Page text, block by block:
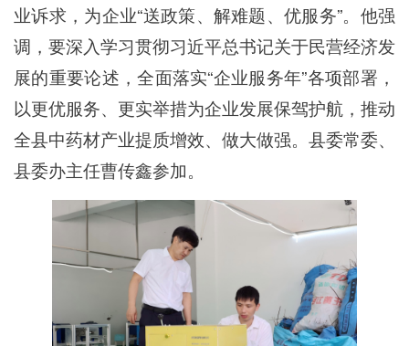
业诉求，为企业“送政策、解难题、优服务”。他强
调，要深入学习贯彻习近平总书记关于民营经济发
展的重要论述，全面落实“企业服务年”各项部署，
以更优服务、更实举措为企业发展保驾护航，推动
全县中药材产业提质增效、做大做强。县委常委、
县委办主任曹传鑫参加。